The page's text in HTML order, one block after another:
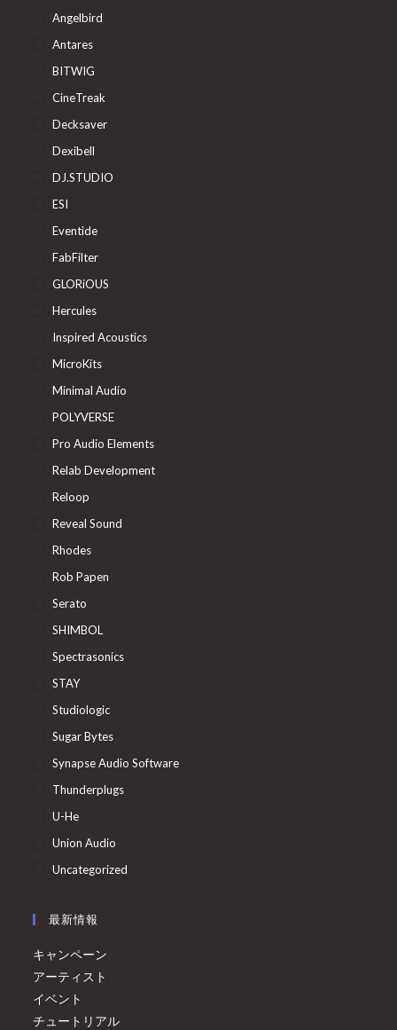
Angelbird
Antares
BITWIG
CineTreak
Decksaver
Dexibell
DJ.STUDIO
ESI
Eventide
FabFilter
GLORiOUS
Hercules
Inspired Acoustics
MicroKits
Minimal Audio
POLYVERSE
Pro Audio Elements
Relab Development
Reloop
Reveal Sound
Rhodes
Rob Papen
Serato
SHIMBOL
Spectrasonics
STAY
Studiologic
Sugar Bytes
Synapse Audio Software
Thunderplugs
U-He
Union Audio
Uncategorized
最新情報
キャンペーン
アーティスト
イベント
チュートリアル